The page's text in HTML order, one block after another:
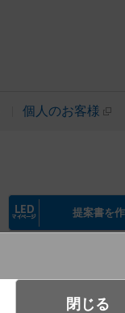
個人のお客様
提案書を
閉じる